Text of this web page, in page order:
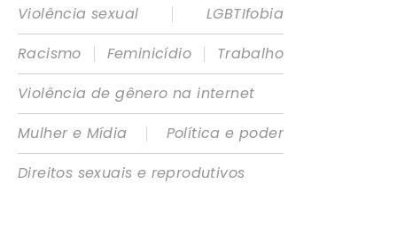
Violência sexual
|
LGBTIfobia
Racismo
| Feminicídio |
Trabalho
Violência de gênero na internet
Mulher e Mídia
|
Política e poder
Direitos sexuais e reprodutivos